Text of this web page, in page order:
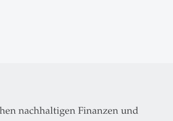
nachhaltigen Finanzen und